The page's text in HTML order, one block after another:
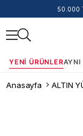
YENI ÜRÜNLERAYNI
Anasayfa ALTIN